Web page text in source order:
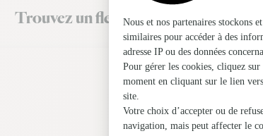
Trouvez un fleuriste Interflora à